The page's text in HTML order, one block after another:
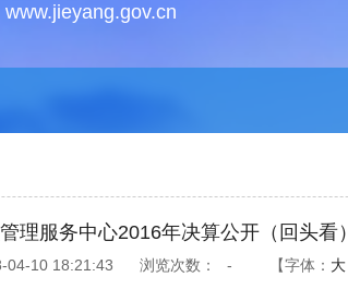
www.jieyang.gov.cn
理服务中心2016年决算公开（回头看）
04-10 18:21:43 浏览次数： - 【字体： 大